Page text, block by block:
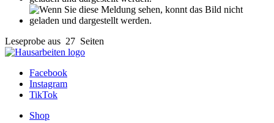
Shop
Tutorials
FAQ
Zahlung & Versand
Über uns
Datenschutz
AGB
Impressum